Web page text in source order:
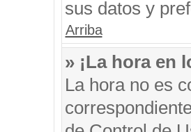
sus datos y
Arriba
» ¡La hora en
La hora no es